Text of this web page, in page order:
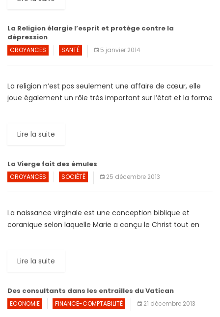
La Religion élargie l’esprit et protège contre la
dépression
CROYANCES SANTÉ 5 janvier 2014
La religion n’est pas seulement une affaire de cœur, elle
joue également un rôle très important sur l’état et la forme
Lire la suite
La Vierge fait des émules
CROYANCES SOCIÉTÉ 25 décembre 2013
La naissance virginale est une conception biblique et
coranique selon laquelle Marie a conçu le Christ tout en
Lire la suite
Des consultants dans les entrailles du Vatican
ECONOMIE FINANCE-COMPTABILITÉ 21 décembre 2013